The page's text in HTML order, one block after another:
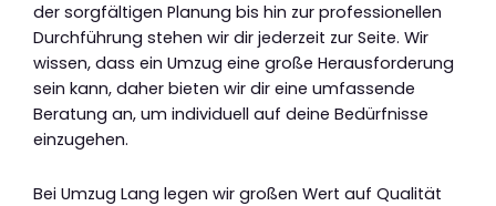
der sorgfältigen Planung bis hin zur professionellen
Durchführung stehen wir dir jederzeit zur Seite. Wir
wissen, dass ein Umzug eine große Herausforderung
sein kann, daher bieten wir dir eine umfassende
Beratung an, um individuell auf deine Bedürfnisse
einzugehen.
Bei Umzug Lang legen wir großen Wert auf Qualität